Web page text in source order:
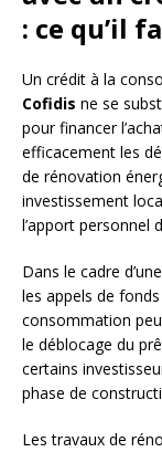
: ce qu’il
Un crédit à la
Cofidis ne se
pour financer
efficacement les
de rénovation
investissement
l’apport personnel
Dans le cadre d’une
les appels de
consommation
le déblocage du
certains
phase de
Les travaux de